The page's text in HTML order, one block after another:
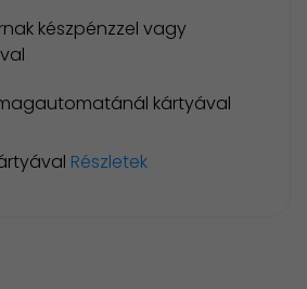
készpénzzel vagy
kártyával
Részletek